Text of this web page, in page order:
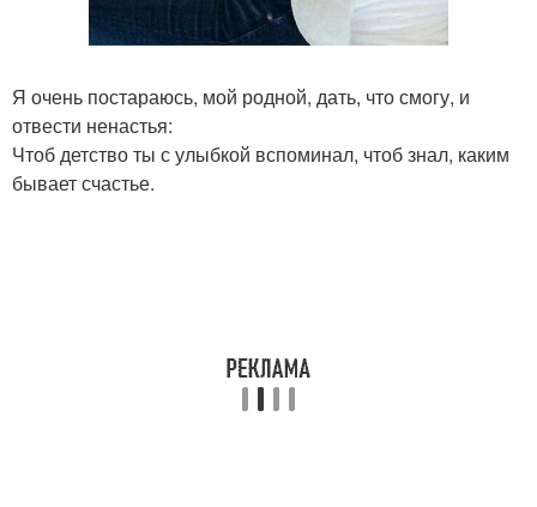
Я очень постараюсь, мой родной, дать, что смогу, и
отвести ненастья:
Чтоб детство ты с улыбкой вспоминал, чтоб знал, каким
бывает счастье.